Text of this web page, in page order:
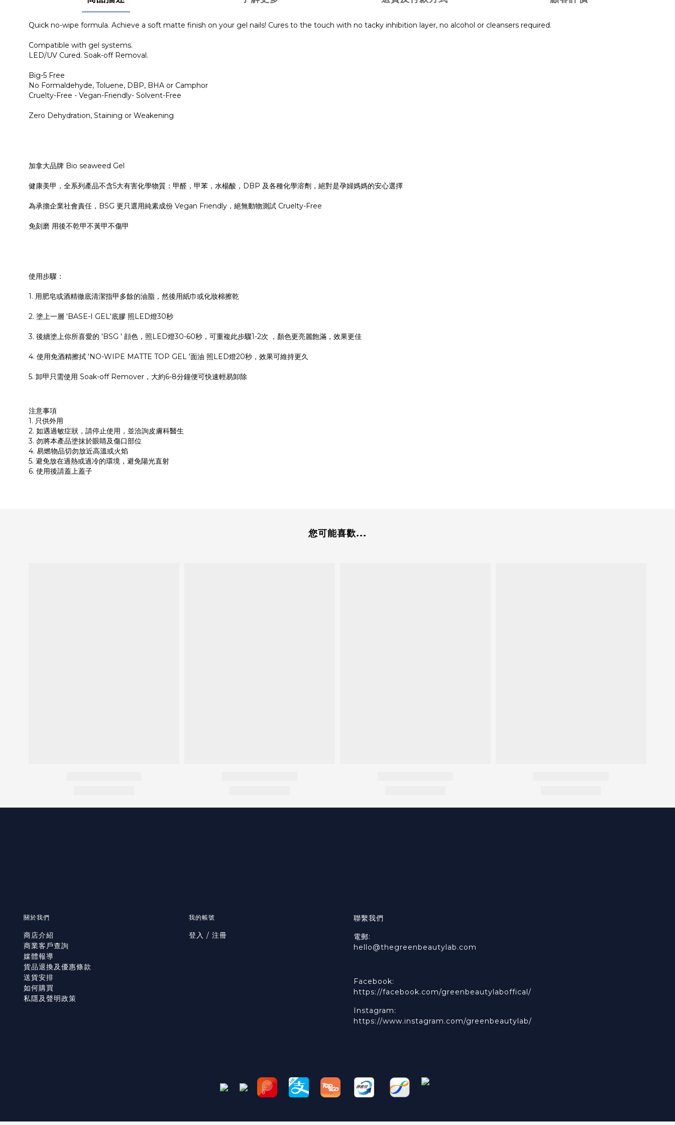
Quick no-wipe formula. Achieve a soft matte finish on your gel nails! Cures to the touch with no tacky inhibition layer, no alcohol or cleansers required.
Compatible with gel systems.
LED/UV Cured. Soak-off Removal.
Big-5 Free
No Formaldehyde, Toluene, DBP, BHA or Camphor
Cruelty-Free - Vegan-Friendly- Solvent-Free
Zero Dehydration, Staining or Weakening
加拿大品牌 Bio seaweed Gel
健康美甲，全系列產品不含5大有害化學物質：甲醛，甲苯，水楊酸，DBP 及各種化學溶劑，絕對是孕婦媽媽的安心選擇
為承擔企業社會責任，BSG 更只選用純素成份 Vegan Friendly，絕無動物測試 Cruelty-Free
免刻磨 用後不乾甲不黃甲不傷甲
使用步驟：
1. 用肥皂或酒精徹底清潔指甲多餘的油脂，然後用紙巾或化妝棉擦乾
2. 塗上一層 'BASE-I GEL'底膠 照LED燈30秒
3. 後續塗上你所喜愛的 'BSG ' 顔色，照LED燈30-60秒，可重複此步驟1-2次 ，顏色更亮麗飽滿，效果更佳
4. 使用免酒精擦拭 'NO-WIPE MATTE TOP GEL '面油 照LED燈20秒，效果可維持更久
5. 卸甲只需使用 Soak-off Remover，大約6-8分鐘便可快速輕易卸除
注意事項
1. 只供外用
2. 如遇過敏症狀，請停止使用，並洽詢皮膚科醫生
3. 勿將本產品塗抹於眼睛及傷口部位
4. 易燃物品切勿放近高溫或火焰
5. 避免放在過熱或過冷的環境，避免陽光直射
6. 使用後請蓋上蓋子
您可能喜歡...
關於我們
商店介紹
商業客戶查詢
媒體報導
貨品退換及優惠條款
送貨安排
如何購買
私隱及聲明政策
我的帳號
登入 / 注冊
聯繫我們
電郵:
hello@thegreenbeautylab.com
Facebook:
https://facebook.com/greenbeautylaboffical/
Instagram:
https://www.instagram.com/greenbeautylab/